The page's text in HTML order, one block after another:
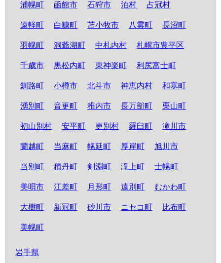
浦幌町 函館市 石狩市 泊村 占冠村
遠軽町 白糠町 苫小牧市 八雲町 長沼町
羽幌町 洞爺湖町 中札内村 札幌市豊平区
千歳市 黒松内町 東神楽町 利尻富士町
釧路町 小樽市 北斗市 神恵内村 和寒町
湧別町 音更町 稚内市 長万部町 栗山町
初山別村 安平町 更別村 羅臼町 滝川市
蘭越町 当麻町 幌延町 厚岸町 旭川市
当別町 積丹町 剣淵町 滝上町 士幌町
美唄市 江差町 月形町 遠別町 むかわ町
大樹町 新冠町 砂川市 ニセコ町 比布町
美幌町
岩手県